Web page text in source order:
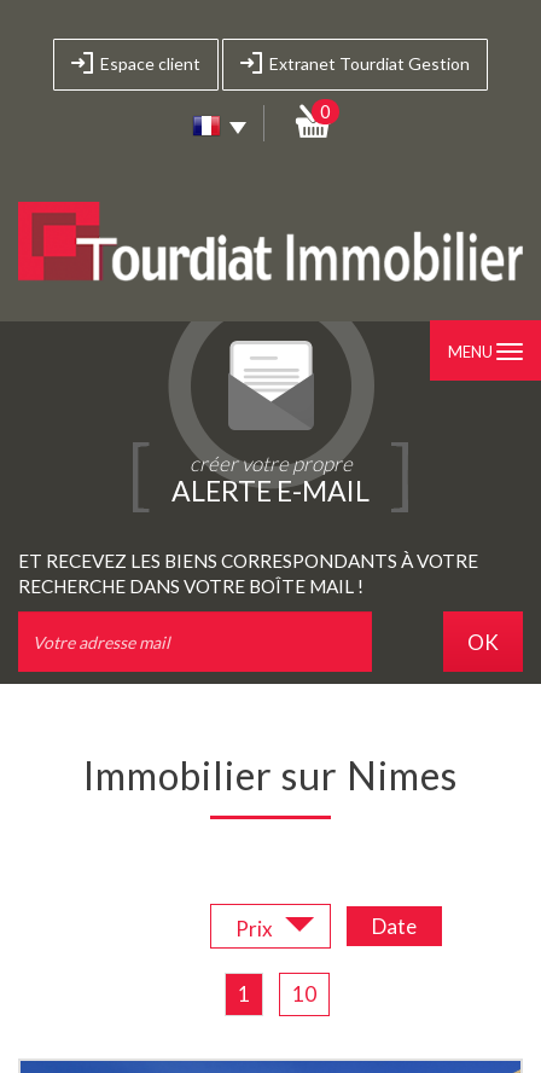
Espace client Extranet Tourdiat Gestion
0
MENU
créer votre propre
ALERTE E-MAIL
ET RECEVEZ LES BIENS CORRESPONDANTS À VOTRE
RECHERCHE DANS VOTRE BOÎTE MAIL !
OK
Immobilier sur Nimes
Prix Date
1 10